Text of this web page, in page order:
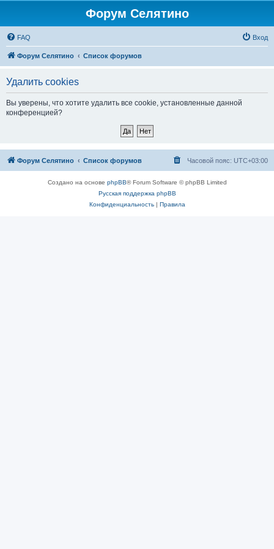
Форум Селятино
FAQ Вход
Форум Селятино Список форумов
Удалить cookies
Вы уверены, что хотите удалить все cookie, установленные данной
конференцией?
Форум Селятино Список форумов Часовой пояс: UTC+03:00
Создано на основе phpBB® Forum Software © phpBB Limited
Русская поддержка phpBB
Конфиденциальность| Правила